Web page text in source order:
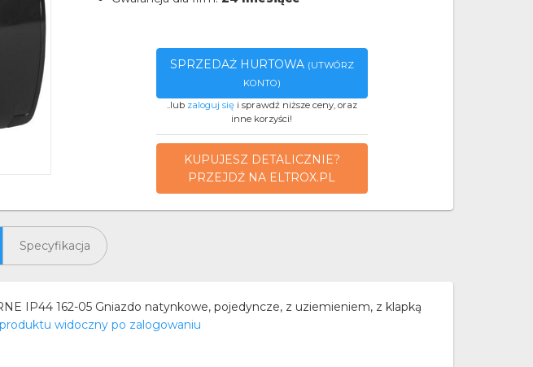
SPRZEDAŻ HURTOWA (UTWÓRZ
KONTO)
..lub zaloguj sięi sprawdź niższe ceny, oraz
inne korzyści!
KUPUJESZ DETALICZNIE?
PRZEJDŹ NA ELTROX.PL
Specyfikacja
IP44 162-05 Gniazdo natynkowe, pojedyncze, z uziemieniem, z klapką
produktu widoczny po zalogowaniu